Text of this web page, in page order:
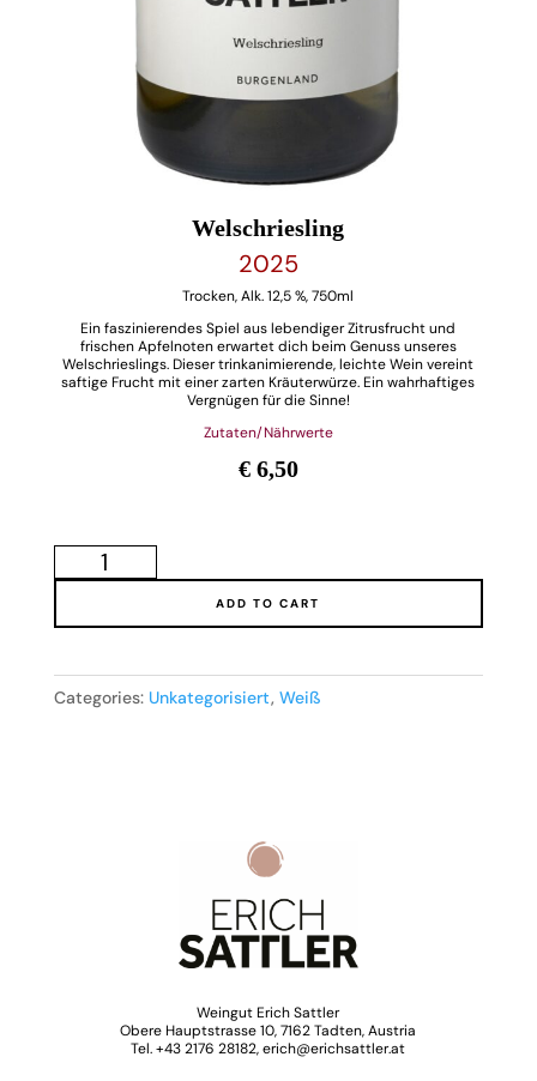
Welschriesling
2025
Trocken, Alk. 12,5 %, 750ml
Ein faszinierendes Spiel aus lebendiger Zitrusfrucht und
frischen Apfelnoten erwartet dich beim Genuss unseres
Welschrieslings. Dieser trinkanimierende, leichte Wein vereint
saftige Frucht mit einer zarten Kräuterwürze. Ein wahrhaftiges
Vergnügen für die Sinne!
Zutaten/Nährwerte
€ 6,50
ADD TO CART
Categories: Unkategorisiert, Weiß
Weingut Erich Sattler
Obere Hauptstrasse 10, 7162 Tadten, Austria
Tel. +43 2176 28182, erich@erichsattler.at